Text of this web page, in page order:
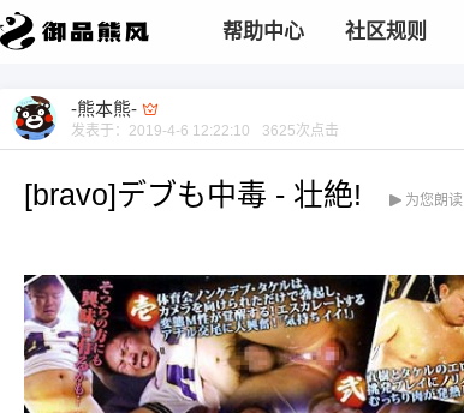
帮助中心 社区规则
-熊本熊-
发表于： 2019-4-6 12:22:10 3625次点击
[bravo]デブも中毒 - 壮絶! 为您朗读